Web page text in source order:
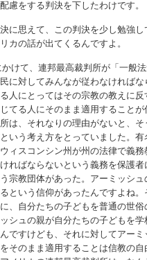
慮をする判決を下したわけです。
に思えて、この判決を少し勉強
カの話が出てくるんですよ。
けて、連邦最高裁判所が「一般
に対してみんなが従わなければ
人にとってはその宗教の教えに
てる人にそのまま適用すること
は、それなりの理由がないと、
いう考え方をとっていました。
ィスコンシン州が州の法律で義
ればならないという義務を保護
宗教団体があった。アーミッシ
という信仰があったんですよね
、自分たちの子どもを普通の世
シュの親が自分たちの子どもを
ですけども、それに対してアー
そのまま適用することは信教の